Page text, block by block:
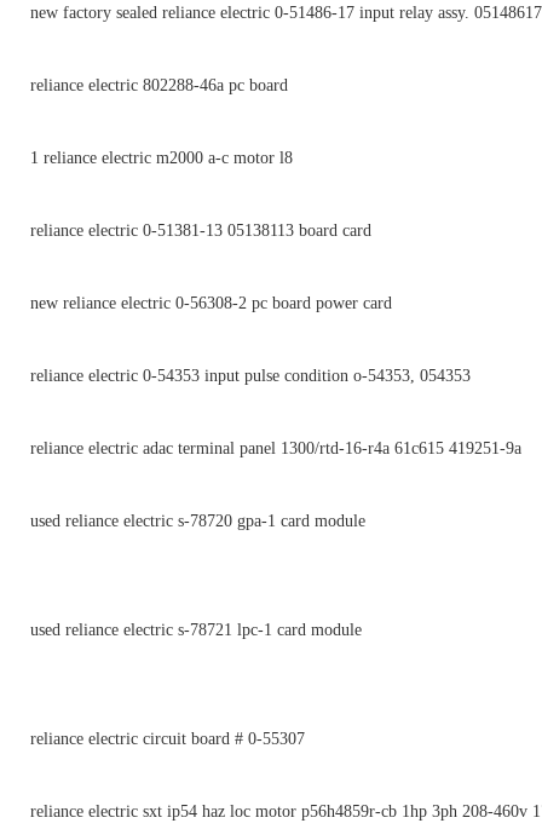
new factory sealed reliance electric 0-51486-17 input relay assy. 05148617
reliance electric 802288-46a pc board
1 reliance electric m2000 a-c motor l8
reliance electric 0-51381-13 05138113 board card
new reliance electric 0-56308-2 pc board power card
reliance electric 0-54353 input pulse condition o-54353, 054353
reliance electric adac terminal panel 1300/rtd-16-r4a 61c615 419251-9a
used reliance electric s-78720 gpa-1 card module
used reliance electric s-78721 lpc-1 card module
reliance electric circuit board # 0-55307
reliance electric sxt ip54 haz loc motor p56h4859r-cb 1hp 3ph 208-460v